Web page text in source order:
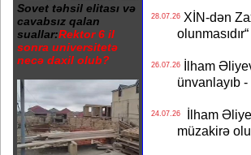
Sovet təhsil elitası və
cavabsız qalan
suallar:Rektor 6 il
sonra universitetə
necə daxil olub?
28.07.26XİN-dən
olunmasıdır“
26.07.26İlham
ünvanlayıb
24.07.26İlham
müzakirə